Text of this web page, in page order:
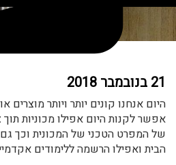
21 בנובמבר 2018
היום אנחנו קונים יותר ויותר מוצרים
אפשר לקנות היום אפילו מכוניות
של המפרט הטכני של המכונית וכך גם
הבית ואפילו הרשמה ללימודים